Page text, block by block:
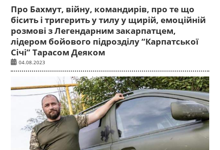
Про Бахмут, війну, командирів, про те що
бісить і тригерить у тилу у щирій, емоційній
розмові з Легендарним закарпатцем,
лідером бойового підрозділу “Карпатської
Січі” Тарасом Деяком
04.08.2023